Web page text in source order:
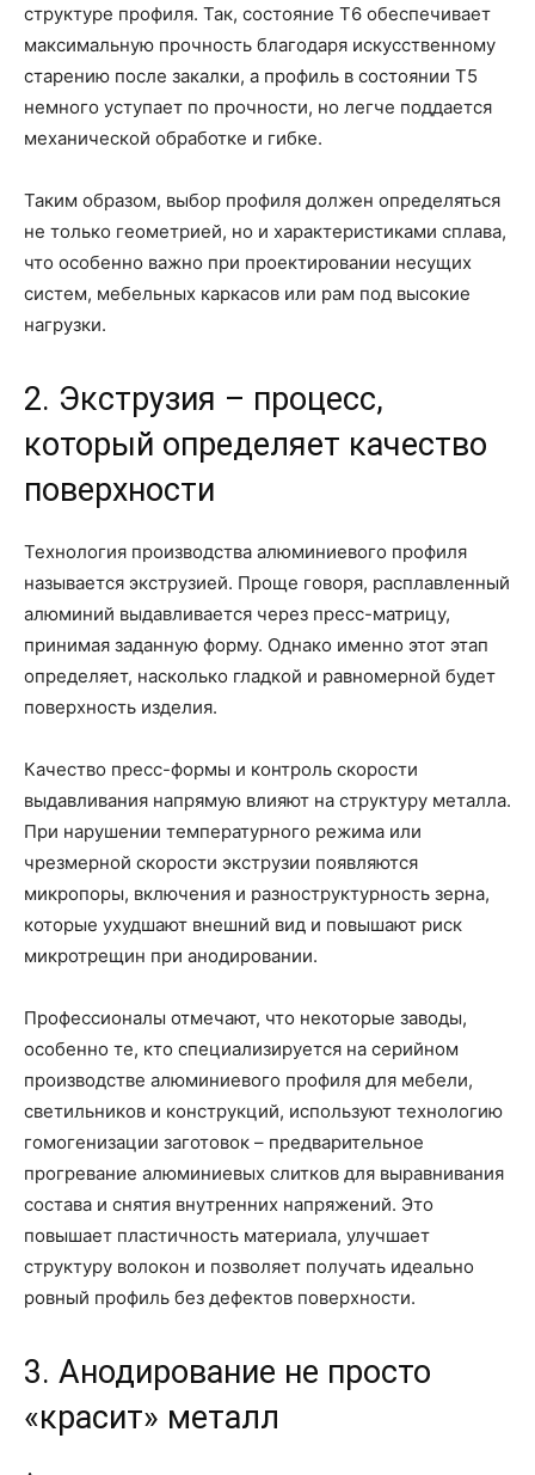
структуре профиля. Так, состояние T6 обеспечивает
максимальную прочность благодаря искусственному
старению после закалки, а профиль в состоянии Т5
немного уступает по прочности, но легче поддается
механической обработке и гибке.
Таким образом, выбор профиля должен определяться
не только геометрией, но и характеристиками сплава,
что особенно важно при проектировании несущих
систем, мебельных каркасов или рам под высокие
нагрузки.
2. Экструзия – процесс,
который определяет качество
поверхности
Технология производства алюминиевого профиля
называется экструзией. Проще говоря, расплавленный
алюминий выдавливается через пресс-матрицу,
принимая заданную форму. Однако именно этот этап
определяет, насколько гладкой и равномерной будет
поверхность изделия.
Качество пресс-формы и контроль скорости
выдавливания напрямую влияют на структуру металла.
При нарушении температурного режима или
чрезмерной скорости экструзии появляются
микропоры, включения и разноструктурность зерна,
которые ухудшают внешний вид и повышают риск
микротрещин при анодировании.
Профессионалы отмечают, что некоторые заводы,
особенно те, кто специализируется на серийном
производстве алюминиевого профиля для мебели,
светильников и конструкций, используют технологию
гомогенизации заготовок – предварительное
прогревание алюминиевых слитков для выравнивания
состава и снятия внутренних напряжений. Это
повышает пластичность материала, улучшает
структуру волокон и позволяет получать идеально
ровный профиль без дефектов поверхности.
3. Анодирование не просто
«красит» металл